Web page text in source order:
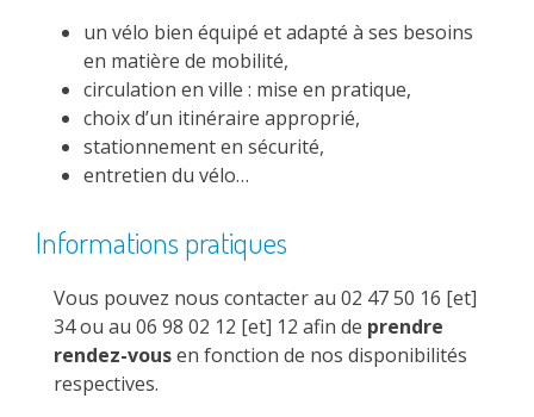
un vélo bien équipé et adapté à ses besoins
en matière de mobilité,
circulation en ville : mise en pratique,
choix d’un itinéraire approprié,
stationnement en sécurité,
entretien du vélo…
Informations pratiques
Vous pouvez nous contacter au 02 47 50 16 [et]
34 ou au 06 98 02 12 [et] 12 afin de prendre
rendez-vousen fonction de nos disponibilités
respectives.